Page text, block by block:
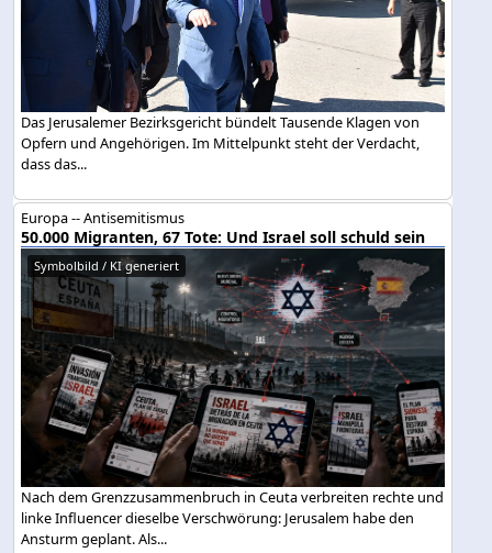
Das Jerusalemer Bezirksgericht bündelt Tausende Klagen von
Opfern und Angehörigen. Im Mittelpunkt steht der Verdacht,
dass das...
Europa -- Antisemitismus
50.000 Migranten, 67 Tote: Und Israel soll schuld sein
Symbolbild / KI generiert
Nach dem Grenzzusammenbruch in Ceuta verbreiten rechte und
linke Influencer dieselbe Verschwörung: Jerusalem habe den
Ansturm geplant. Als...